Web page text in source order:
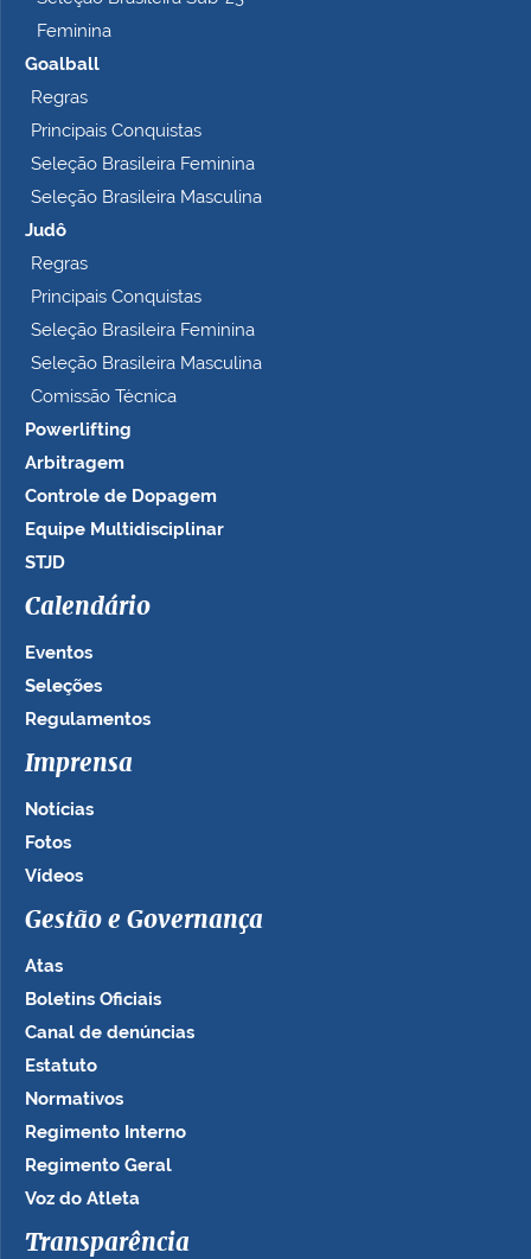
Feminina
Goalball
Regras
Principais Conquistas
Seleção Brasileira Feminina
Seleção Brasileira Masculina
Judô
Regras
Principais Conquistas
Seleção Brasileira Feminina
Seleção Brasileira Masculina
Comissão Técnica
Powerlifting
Arbitragem
Controle de Dopagem
Equipe Multidisciplinar
STJD
Calendário
Eventos
Seleções
Regulamentos
Imprensa
Notícias
Fotos
Vídeos
Gestão e Governança
Atas
Boletins Oficiais
Canal de denúncias
Estatuto
Normativos
Regimento Interno
Regimento Geral
Voz do Atleta
Transparência